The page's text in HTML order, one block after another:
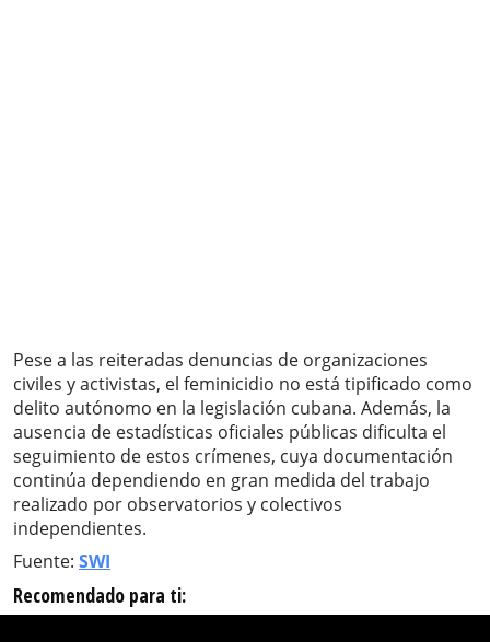
Pese a las reiteradas denuncias de organizaciones
civiles y activistas, el feminicidio no está tipificado como
delito autónomo en la legislación cubana. Además, la
ausencia de estadísticas oficiales públicas dificulta el
seguimiento de estos crímenes, cuya documentación
continúa dependiendo en gran medida del trabajo
realizado por observatorios y colectivos
independientes.
Fuente: SWI
Recomendado para ti: